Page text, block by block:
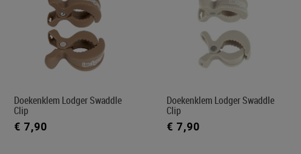
Doekenklem Lodger Swaddle
Clip
€ 7,90
Doekenklem Lodger Swaddle
Clip
€ 7,90